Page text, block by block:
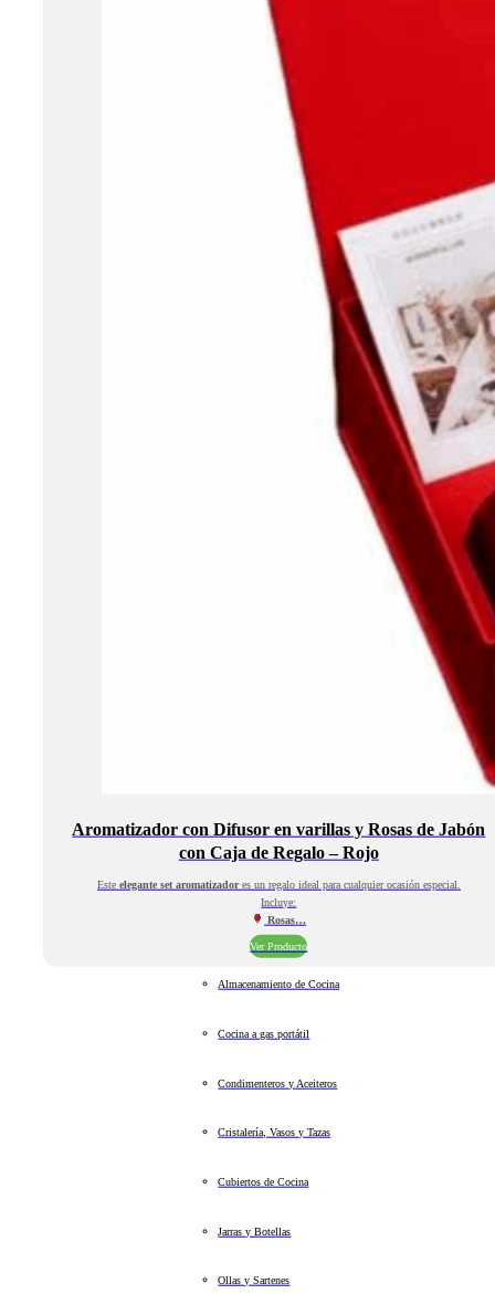
Aromatizador con Difusor en varillas y Rosas de Jabón
con Caja de Regalo – Rojo
Este elegante set aromatizadores un regalo ideal para cualquier ocasión especial.
Incluye:
Rosas…
Ver Producto
Almacenamiento de Cocina
Cocina a gas portátil
Condimenteros y Aceiteros
Cristalería, Vasos y Tazas
Cubiertos de Cocina
Jarras y Botellas
Ollas y Sartenes